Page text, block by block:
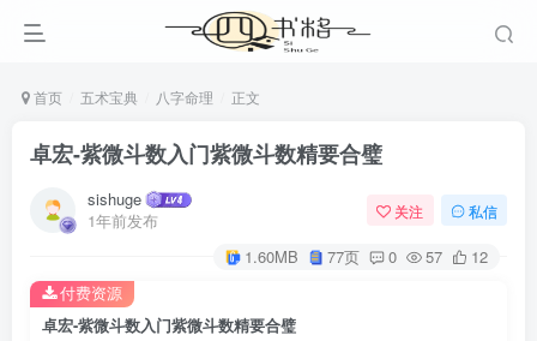
首页 五术宝典 八字命理 正文
卓宏-紫微斗数入门紫微斗数精要合璧
sishuge
1年前发布
关注 私信
1.60MB 77页 0 57 12
卓宏-紫微斗数入门紫微斗数精要合璧
付费资源